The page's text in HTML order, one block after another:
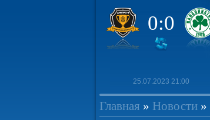
0:0
25.07.2023 21:00
Главная » Новости»